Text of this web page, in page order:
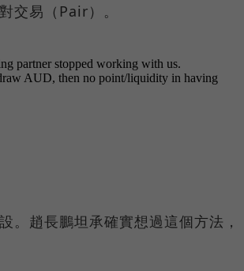
交易（Pair）。
。趙長鵬坦承確實想過這個方法，